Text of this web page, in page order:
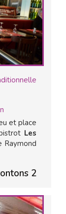
et place
Les
Raymond
2